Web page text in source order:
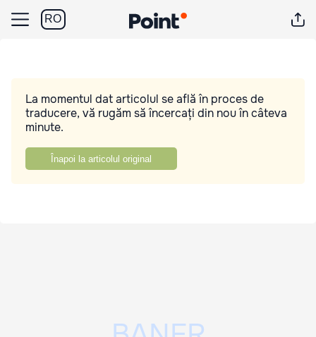
RO
La momentul dat articolul se află în proces de
traducere, vă rugăm să încercați din nou în câteva
minute.
Înapoi la articolul original